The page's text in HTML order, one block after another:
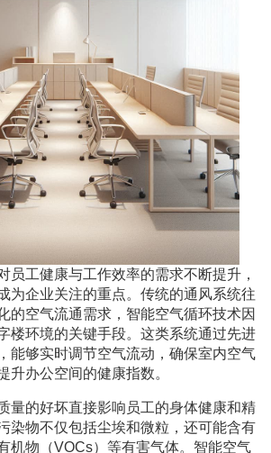
员工健康与工作效率的需求不断提升，
为企业关注的重点。传统的通风系统往
的空气流通需求，智能空气循环技术因
楼环境的关键手段。这类系统通过先进
能够实时调节空气流动，确保室内空气
升办公空间的健康指数。
量的好坏直接影响员工的身体健康和精
染物不仅包括尘埃和微粒，还可能含有
机物（VOCs）等有害气体。智能空气